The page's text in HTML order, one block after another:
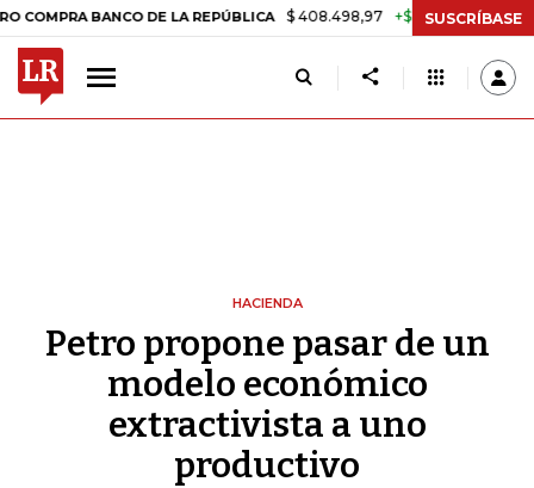
BANCO DE LA REPÚBLICA $ 408.498,97 +$ 8.753,81 +2,19%
SUSCRÍBASE
HACIENDA
Petro propone pasar de un
modelo económico
extractivista a uno
productivo